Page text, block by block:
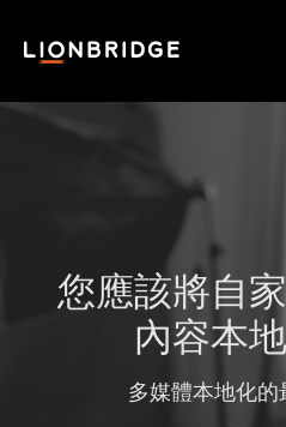
您應該將自
內容本
多媒體本地化